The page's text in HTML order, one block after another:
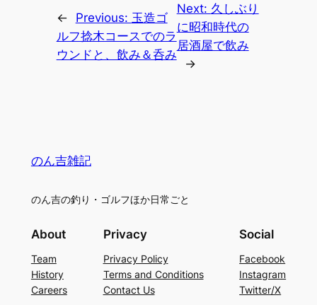
← Previous: 玉造ゴ
ルフ捻木コースでのラ
ウンドと、飲み＆呑み
Next: 久しぶり
に昭和時代の
居酒屋で飲み
→
のん吉雑記
のん吉の釣り・ゴルフほか日常ごと
About
Team
History
Careers
Privacy
Privacy Policy
Terms and Conditions
Contact Us
Social
Facebook
Instagram
Twitter/X